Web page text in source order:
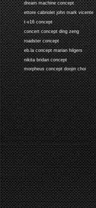
dream machine concept
ettore cabriolet john mark vicente
t-v16 concept
concert concept ding zeng
roadster concept
eb.la concept marian hilgers
nikita bridan concept
morpheus concept doojin choi